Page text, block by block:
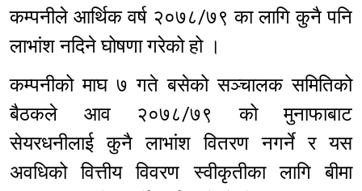
कम्पनीले आर्थिक वर्ष २०७८/७९ का लागि कुनै पनि
लाभांश नदिने घोषणा गरेको हो ।
कम्पनीको माघ ७ गते बसेको सञ्चालक समितिको
बैठकले आव २०७८/७९ को मुनाफाबाट
सेयरधनीलाई कुनै लाभांश वितरण नगर्ने र यस
अवधिको वित्तीय विवरण स्वीकृतीका लागि बीमा